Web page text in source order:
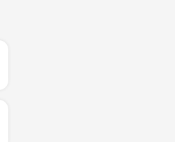
ЛАЙКОВ ЗА "МОИ
ЛАЙКОВ ЗА "ПОМНЮ -